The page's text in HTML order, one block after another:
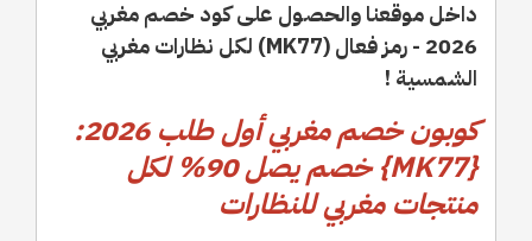
داخل موقعنا والحصول على كود خصم مغربي
2026 - رمز فعال (MK77) لكل نظارات مغربي
الشمسية !
كوبون خصم مغربي أول طلب 2026:
{MK77} خصم يصل 90% لكل
منتجات مغربي للنظارات